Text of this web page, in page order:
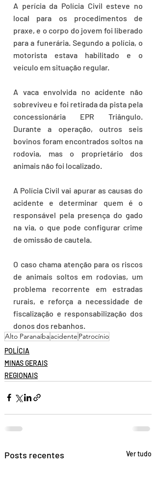
A perícia da Polícia Civil esteve no
local para os procedimentos de
praxe, e o corpo do jovem foi liberado
para a funerária. Segundo a polícia, o
motorista estava habilitado e o
veículo em situação regular.
A vaca envolvida no acidente não
sobreviveu e foi retirada da pista pela
concessionária EPR Triângulo.
Durante a operação, outros seis
bovinos foram encontrados soltos na
rodovia, mas o proprietário dos
animais não foi localizado.
A Polícia Civil vai apurar as causas do
acidente e determinar quem é o
responsável pela presença do gado
na via, o que pode configurar crime
de omissão de cautela.
O caso chama atenção para os riscos
de animais soltos em rodovias, um
problema recorrente em estradas
rurais, e reforça a necessidade de
fiscalização e responsabilização dos
donos dos rebanhos.
Alto Paranaíbaacidente Patrocínio
POLÍCIA
MINAS GERAIS
REGIONAIS
Posts recentes Ver tudo